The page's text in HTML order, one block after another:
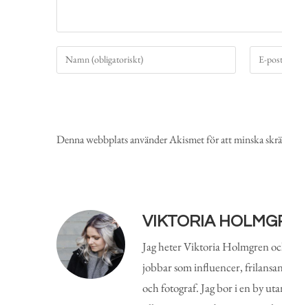
Denna webbplats använder Akismet för att minska
VIKTORIA
Jag heter Viktoria Holmgren
jobbar som influencer,
och fotograf. Jag bor i en by